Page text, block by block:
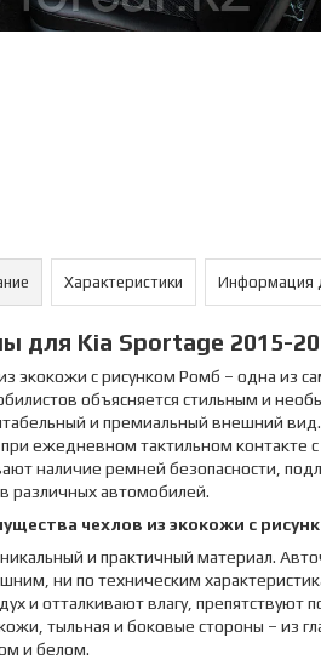
Характеристики Информация
для Kia Sportage 2015-
экокожи с рисунком Ромб – одна из
объясняется стильным и
и премиальный внешний
ежедневном тактильном контакте
наличие ремней безопасности,
различных автомобилей.
чехлов из экокожи с
и практичный материал.
ни по техническим
и отталкивают влагу, препятствуют
тыльная и боковые стороны – из
и белом.